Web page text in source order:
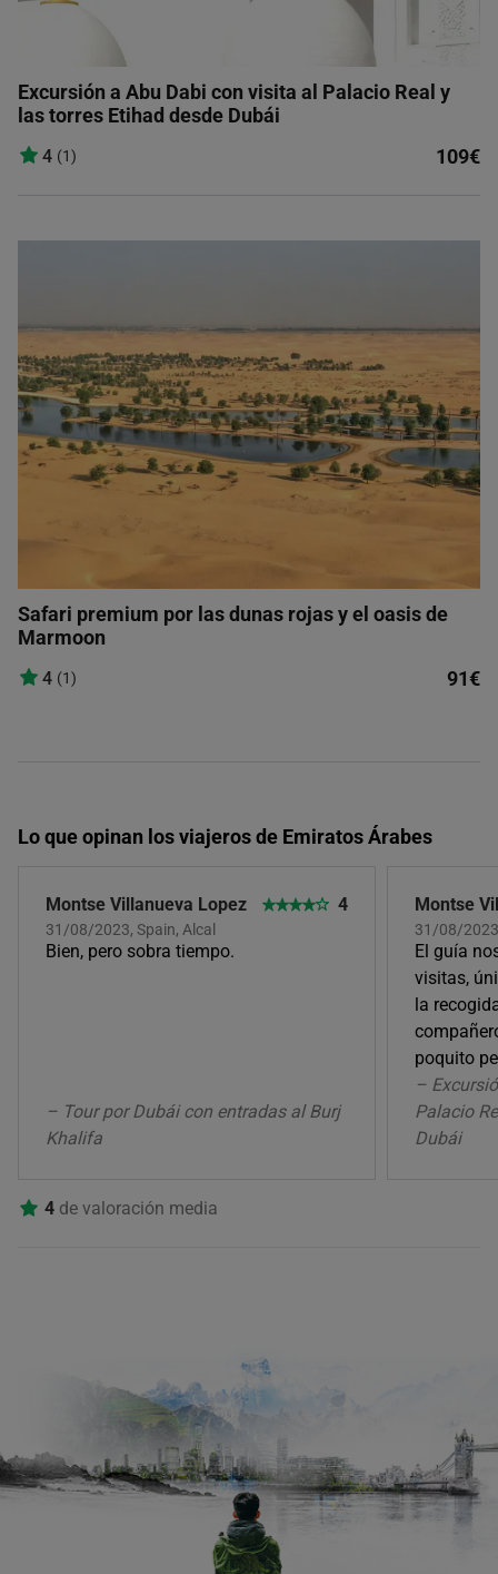
Excursión a Abu Dabi con visita al Palacio Real y
las torres Etihad desde Dubái
4 (1) 109€
Safari premium por las dunas rojas y el oasis de
Marmoon
4 (1) 91€
Lo que opinan los viajeros de Emiratos Árabes
Montse Villanueva Lopez
31/08/2023, Spain, Alcal
4
Bien, pero sobra tiempo.
– Tour por Dubái con entradas al Burj
Khalifa
Montse
31/08/
El guía
visitas,
la
poquito
–
Palacio
Dubái
4 de valoración media